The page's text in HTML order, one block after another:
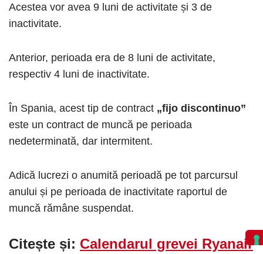
Acestea vor avea 9 luni de activitate și 3 de
inactivitate.
Anterior, perioada era de 8 luni de activitate,
respectiv 4 luni de inactivitate.
În Spania, acest tip de contract „fijo discontinuo”
este un contract de muncă pe perioada
nedeterminată, dar intermitent.
Adică lucrezi o anumită perioadă pe tot parcursul
anului și pe perioada de inactivitate raportul de
muncă rămâne suspendat.
Citește și: Calendarul grevei Ryanair